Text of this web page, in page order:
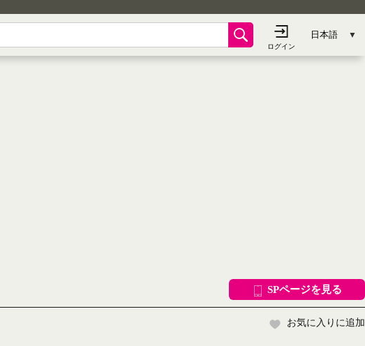
SPページを見る
お気に入りに追加